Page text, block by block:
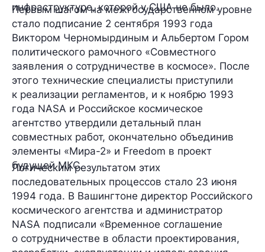
инфраструктуре, которой у США не было.
Первым шагом на межгосударственном уровне
стало подписание 2 сентября 1993 года
Виктором Черномырдиным и Альбертом Гором
политического рамочного «Совместного
заявления о сотрудничестве в космосе». После
этого технические специалисты приступили
к реализации регламентов, и к ноябрю 1993
года NASA и Российское космическое
агентство утвердили детальный план
совместных работ, окончательно объединив
элементы «Мира-2» и Freedom в проект
будущей МКС.
Логическим результатом этих
последовательных процессов стало 23 июня
1994 года. В Вашингтоне директор Российского
космического агентства и администратор
NASA подписали «Временное соглашение
о сотрудничестве в области проектирования,